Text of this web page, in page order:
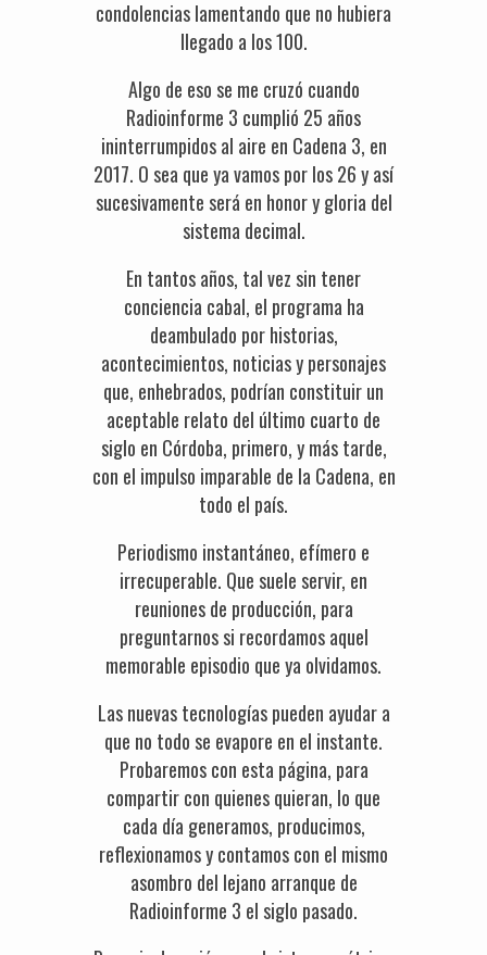
condolencias lamentando que no hubiera
llegado a los 100.
Algo de eso se me cruzó cuando
Radioinforme 3 cumplió 25 años
ininterrumpidos al aire en Cadena 3, en
2017. O sea que ya vamos por los 26 y así
sucesivamente será en honor y gloria del
sistema decimal.
En tantos años, tal vez sin tener
conciencia cabal, el programa ha
deambulado por historias,
acontecimientos, noticias y personajes
que, enhebrados, podrían constituir un
aceptable relato del último cuarto de
siglo en Córdoba, primero, y más tarde,
con el impulso imparable de la Cadena, en
todo el país.
Periodismo instantáneo, efímero e
irrecuperable. Que suele servir, en
reuniones de producción, para
preguntarnos si recordamos aquel
memorable episodio que ya olvidamos.
Las nuevas tecnologías pueden ayudar a
que no todo se evapore en el instante.
Probaremos con esta página, para
compartir con quienes quieran, lo que
cada día generamos, producimos,
reflexionamos y contamos con el mismo
asombro del lejano arranque de
Radioinforme 3 el siglo pasado.